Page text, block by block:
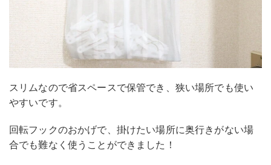
スリムなので省スペースで保管でき、狭い場所でも使い
やすいです。
回転フックのおかげで、掛けたい場所に奥行きがない場
合でも難なく使うことができました！